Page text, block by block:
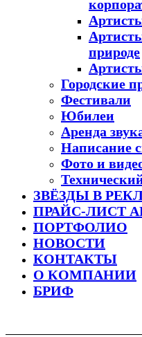
природе
Городские
Фестивали
Юбилеи
Аренда
Написание
Фото и
ЗВЁЗДЫ В
ПРАЙС-ЛИСТ
ПОРТФОЛИО
НОВОСТИ
КОНТАКТЫ
О КОМПАНИИ
БРИФ